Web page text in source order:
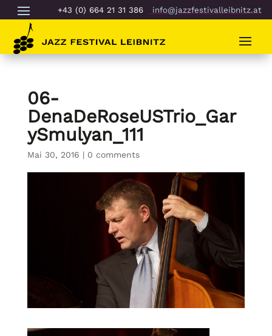
+43 (0) 664 21 31 386 info@jazzfestivalleibnitz.at
06-
DenaDeRoseUSTrio_Gar
ySmulyan_111
Mai 30, 2016 | 0 comments